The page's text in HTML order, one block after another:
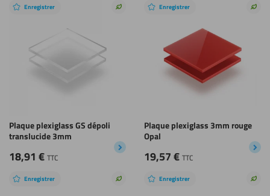
Enregistrer
Plaque plexiglass GS dépoli
translucide 3mm
18,91 € TTC
Choix
Enregistrer
Plaque plexiglass 3mm rouge
Opal
19,57€ TTC
Enregistrer
Choix
Enregistrer